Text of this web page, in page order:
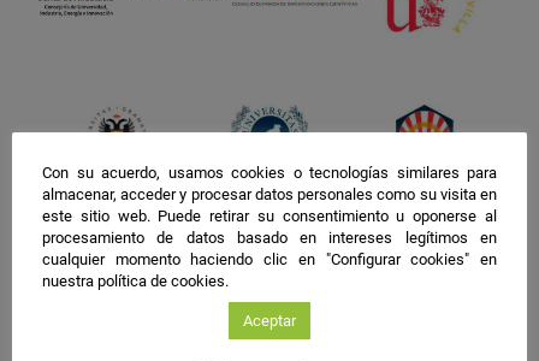
Con su acuerdo, usamos cookies o tecnologías similares para
almacenar, acceder y procesar datos personales como su visita en
este sitio web. Puede retirar su consentimiento u oponerse al
procesamiento de datos basado en intereses legítimos en
cualquier momento haciendo clic en "Configurar cookies" en
nuestra política de cookies.
Aceptar